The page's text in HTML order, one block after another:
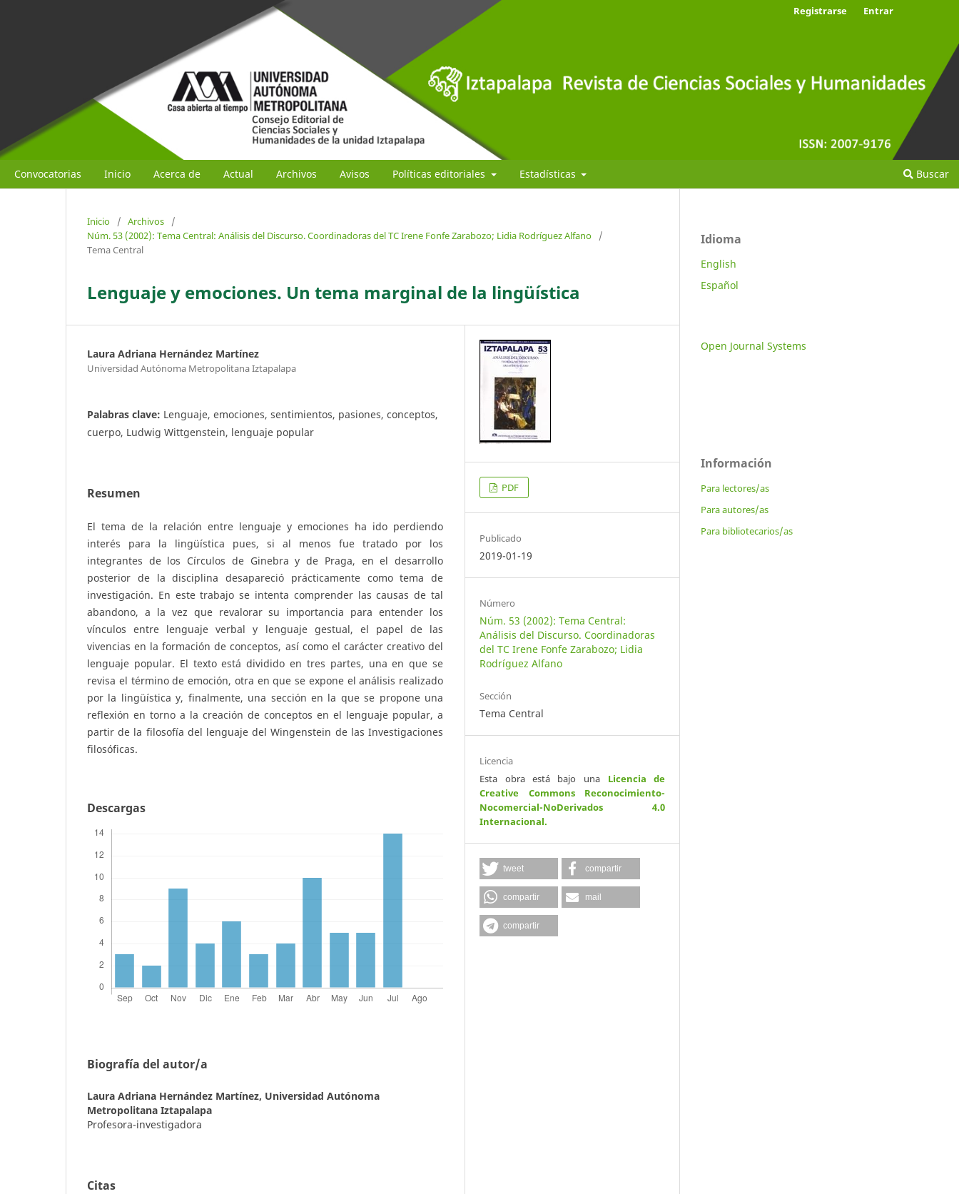
Convocatorias Inicio Acerca de Actual Archivos Avisos Políticas editoriales Estadísticas Buscar
Registrarse Entrar
Inicio / Archivos
/
Núm. 53 (2002): Tema Central: Análisis del Discurso. Coordinadoras del TC Irene Fonfe Zarabozo; Lidia Rodríguez Alfano
/
Tema Central
Lenguaje y emociones. Un tema marginal de la lingüística
Laura Adriana Hernández Martínez
Universidad Autónoma Metropolitana Iztapalapa
Palabras clave: Lenguaje, emociones, sentimientos, pasiones, conceptos,
cuerpo, Ludwig Wittgenstein, lenguaje popular
Resumen
El tema de la relación entre lenguaje y emociones ha ido perdiendo
interés para la lingüística pues, si al menos fue tratado por los
integrantes de los Círculos de Ginebra y de Praga, en el desarrollo
posterior de la disciplina desapareció prácticamente como tema de
investigación. En este trabajo se intenta comprender las causas de tal
abandono, a la vez que revalorar su importancia para entender los
vínculos entre lenguaje verbal y lenguaje gestual, el papel de las
vivencias en la formación de conceptos, así como el carácter creativo del
lenguaje popular. El texto está dividido en tres partes, una en que se
revisa el término de emoción, otra en que se expone el análisis realizado
por la lingüística y, finalmente, una sección en la que se propone una
reflexión en torno a la creación de conceptos en el lenguaje popular, a
partir de la filosofía del lenguaje del Wingenstein de las Investigaciones
filosóficas.
Descargas
Biografía del autor/a
Laura Adriana Hernández Martínez, Universidad Autónoma
Metropolitana Iztapalapa
Profesora-investigadora
Citas
PDF
Publicado
2019-01-19
Número
Núm. 53 (2002): Tema Central:
Análisis del Discurso. Coordinadoras
del TC Irene Fonfe Zarabozo; Lidia
Rodríguez Alfano
Sección
Tema Central
Licencia
Esta obra está bajo una Licencia de
Creative Commons Reconocimiento-
Nocomercial-NoDerivados 4.0
Internacional.
tweet compartir
compartir mail
compartir
Idioma
English
Español
Open Journal Systems
Información
Para lectores/as
Para autores/as
Para bibliotecarios/as